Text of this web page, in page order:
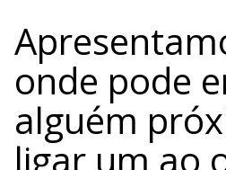
onde pode
alguém
ligar um ao